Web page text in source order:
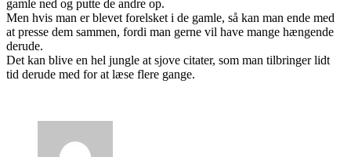
gamle ned og putte de andre op.
Men hvis man er blevet forelsket i de gamle, så kan man ende med
at presse dem sammen, fordi man gerne vil have mange hængende
derude.
Det kan blive en hel jungle at sjove citater, som man tilbringer lidt
tid derude med for at læse flere gange.